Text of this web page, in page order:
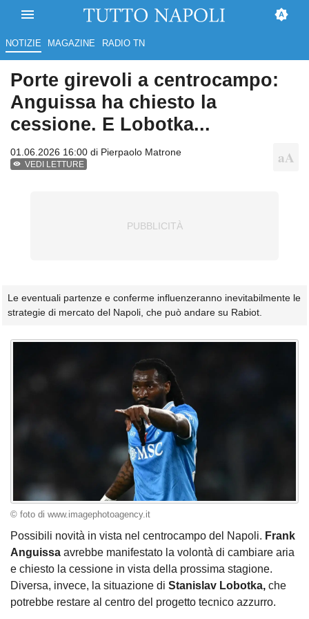
NOTIZIE MAGAZINE RADIO TN
Porte girevoli a centrocampo:
Anguissa ha chiesto la
cessione. E Lobotka...
01.06.2026 16:00 di Pierpaolo Matrone
VEDI LETTURE
Le eventuali partenze e conferme influenzeranno inevitabilmente le
strategie di mercato del Napoli, che può andare su Rabiot.
© foto di www.imagephotoagency.it
Possibili novità in vista nel centrocampo del Napoli. Frank
Anguissa avrebbe manifestato la volontà di cambiare aria
e chiesto la cessione in vista della prossima stagione.
Diversa, invece, la situazione di Stanislav Lobotka, che
potrebbe restare al centro del progetto tecnico azzurro.